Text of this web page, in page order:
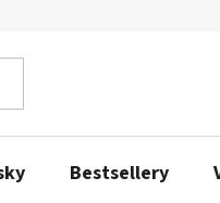
Bestsellery